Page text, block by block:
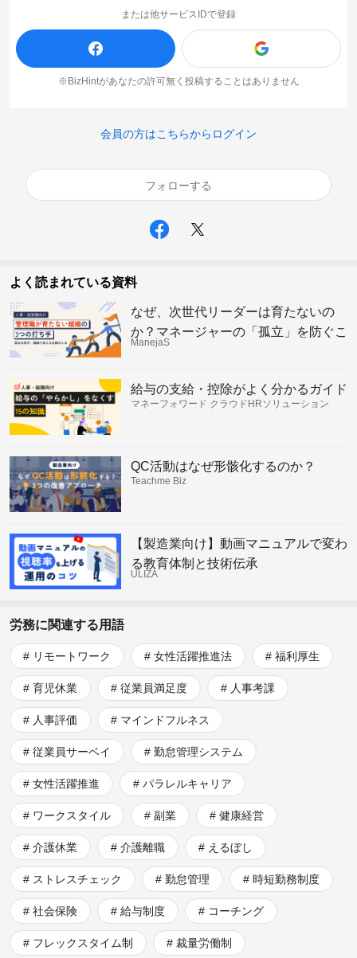
または他サービスIDで登録
※BizHintがあなたの許可無く投稿することはありません
会員の方はこちらからログイン
フォローする
よく読まれている資料
なぜ、次世代リーダーは育たないの
か？マネージャーの「孤立」を防ぐこ
ManejaS
給与の支給・控除がよく分かるガイド
マネーフォワード クラウドHRソリューション
QC活動はなぜ形骸化するのか？
Teachme Biz
【製造業向け】動画マニュアルで変わ
る教育体制と技術伝承
ULIZA
労務に関連する用語
リモートワーク 女性活躍推進法 福利厚生
育児休業 従業員満足度 人事考課
人事評価 マインドフルネス
従業員サーベイ 勤怠管理システム
女性活躍推進 パラレルキャリア
ワークスタイル 副業 健康経営
介護休業 介護離職 えるぼし
ストレスチェック 勤怠管理 時短勤務制度
社会保険 給与制度 コーチング
フレックスタイム制 裁量労働制